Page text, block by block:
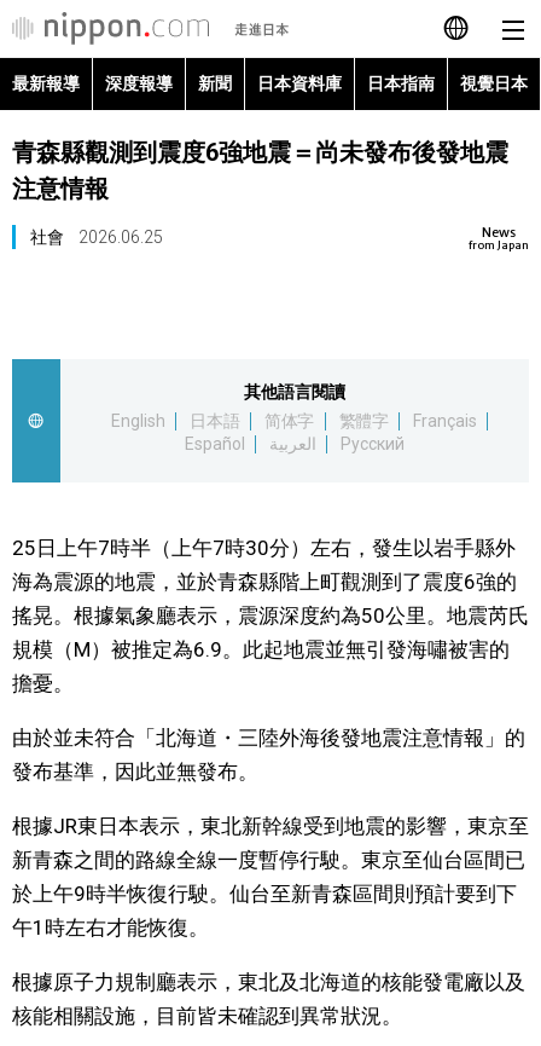
日本語
English
最新報導
視覺日本
臺灣香港
人物訪談
日本入門
政治外交
社會
official SNS
最新報導 深度報導 新聞 日本資料庫 日本指南 視覺日本
青森縣觀測到震度6強地震＝尚未發布後發地震
注意情報
News
from Japan
社會 2026.06.25
其他語言閱讀
English
日本語 简体字 繁體字
Français
Español
العربية Русский
25日上午7時半（上午7時30分）左右，發生以岩手縣外
海為震源的地震，並於青森縣階上町觀測到了震度6強的
搖晃。根據氣象廳表示，震源深度約為50公里。地震芮氏
規模（M）被推定為6.9。此起地震並無引發海嘯被害的
擔憂。
由於並未符合「北海道・三陸外海後發地震注意情報」的
發布基準，因此並無發布。
根據JR東日本表示，東北新幹線受到地震的影響，東京至
新青森之間的路線全線一度暫停行駛。東京至仙台區間已
於上午9時半恢復行駛。仙台至新青森區間則預計要到下
午1時左右才能恢復。
根據原子力規制廳表示，東北及北海道的核能發電廠以及
核能相關設施，目前皆未確認到異常狀況。